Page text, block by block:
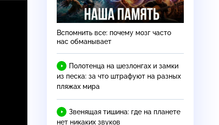
Вспомнить все: почему мозг часто
нас обманывает
Полотенца на шезлонгах и замки
из песка: за что штрафуют на разных
пляжах мира
Звенящая тишина: где на планете
нет никаких звуков